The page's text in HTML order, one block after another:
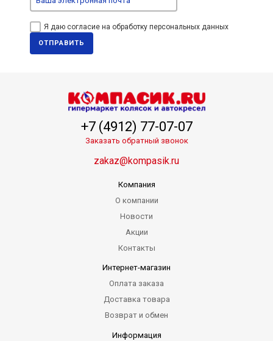
Я даю согласие на обработку персональных данных
ОТПРАВИТЬ
+7 (4912) 77-07-07
Заказать обратный звонок
zakaz@kompasik.ru
Компания
О компании
Новости
Акции
Контакты
Интернет-магазин
Оплата заказа
Доставка товара
Возврат и обмен
Информация